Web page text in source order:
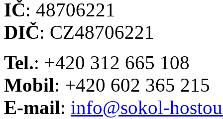
IČ: 48706221
DIČ: CZ48706221
Tel.: +420 312 665 108
Mobil: +420 602 365 215
E-mail: info@sokol-